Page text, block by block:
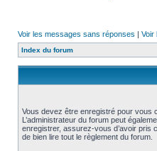
Voir les messages sans réponses | Voir
Index du forum
Vous devez être enregistré pour vous
L’administrateur du forum peut
enregistrer, assurez-vous d’avoir pris
de bien lire tout le règlement du forum.